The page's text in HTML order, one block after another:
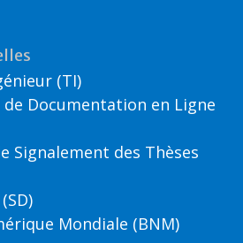
(TI)
Documentation en Ligne
Signalement des Thèses
Mondiale (BNM)